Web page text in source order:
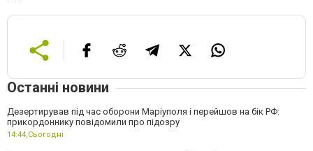
Останні новини
Дезертирував під час оборони Маріуполя і перейшов на бік РФ:
прикордоннику повідомили про підозру
14:44,Сьогодні